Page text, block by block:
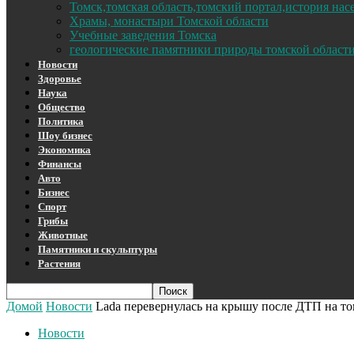
Томск,томская область,томский портал,история
Храмы, монастыри Томской области
Учебные заведения Томска
геологические памятники природы томской области
Новости
Здоровье
Наука
Общество
Политика
Шоу бизнес
Экономика
Финансы
Авто
Бизнес
Спорт
Грибы
Животные
Памятники и скульптуры
Растения
Домой Новости Lada перевернулась на крышу после ДТП на
Новости